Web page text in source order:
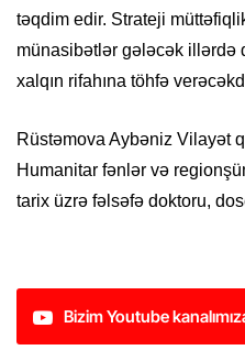
təqdim edir. Strateji
münasibətlər gələcək illərdə
xalqın rifahına töhfə
Rüstəmova Aybəniz Vilayət
Humanitar fənlər və
tarix üzrə fəlsəfə doktoru,
Bizim Youtube